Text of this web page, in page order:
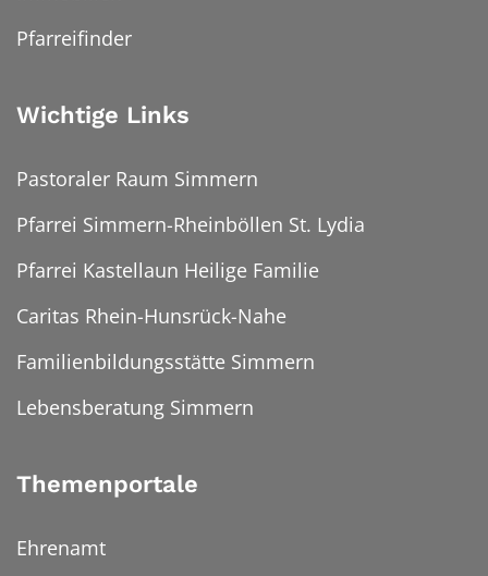
Pfarreifinder
Wichtige Links
Pastoraler Raum Simmern
Pfarrei Simmern-Rheinböllen St. Lydia
Pfarrei Kastellaun Heilige Familie
Caritas Rhein-Hunsrück-Nahe
Familienbildungsstätte Simmern
Lebensberatung Simmern
Themenportale
Ehrenamt